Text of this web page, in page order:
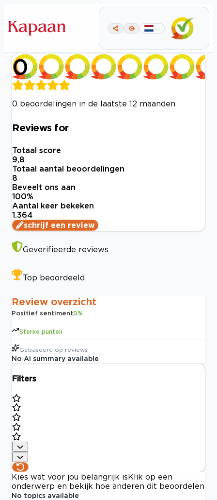
0
0 beoordelingen in de laatste 12 maanden
Reviews for
Totaal score
9,8
Totaal aantal beoordelingen
8
Beveelt ons aan
100%
Aantal keer bekeken
1.364
schrijf een review
Geverifieerde reviews
Top beoordeeld
Review overzicht
Positief sentiment0%
Sterke punten
Gebaseerd op reviews
No AI summary available
Filters
Kies wat voor jou belangrijk is Klik op een
onderwerp en bekijk hoe anderen dit beoordelen
No topics available